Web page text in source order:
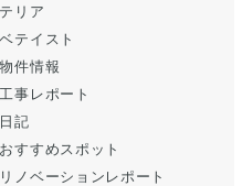
リア
テイスト
件情報
事レポート
記
すすめスポット
ノベーションレポート